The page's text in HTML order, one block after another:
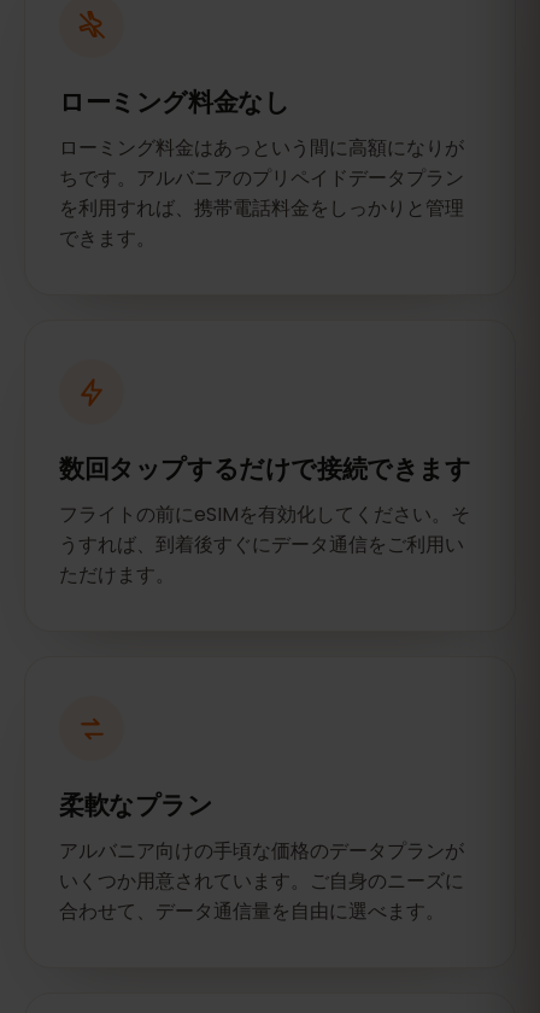
ローミング料金なし
ローミング料金はあっという間に高額になりが
ちです。アルバニアのプリペイドデータプラン
を利用すれば、携帯電話料金をしっかりと管理
できます。
数回タップするだけで接続できます
フライトの前にeSIMを有効化してください。そ
うすれば、到着後すぐにデータ通信をご利用い
ただけます。
柔軟なプラン
アルバニア向けの手頃な価格のデータプランが
いくつか用意されています。ご自身のニーズに
合わせて、データ通信量を自由に選べます。